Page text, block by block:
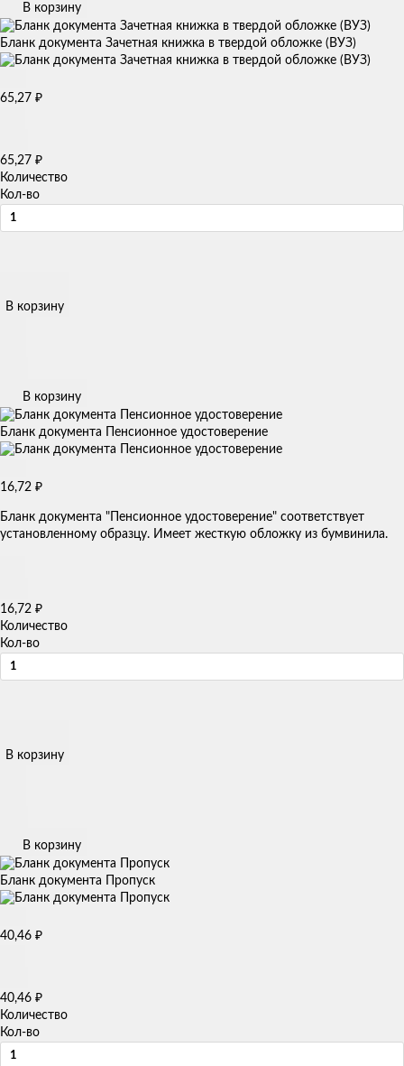
В корзину
Бланк документа Зачетная книжка в твердой обложке (ВУЗ)
65,27 ₽
65,27 ₽
Количество
Кол-во
В корзину
В корзину
Бланк документа Пенсионное удостоверение
16,72 ₽
Бланк документа "Пенсионное удостоверение" соответствует
установленному образцу. Имеет жесткую обложку из бумвинила.
16,72 ₽
Количество
Кол-во
В корзину
В корзину
Бланк документа Пропуск
40,46 ₽
40,46 ₽
Количество
Кол-во